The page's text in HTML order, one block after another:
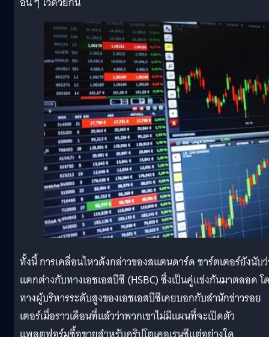
ทั้งนี้ การเคลื่อนไหวดังกล่าวของสแตนดาร์ด ชาร์ตเตอร์ยังนับ
แตกต่างกับทางเอชเอสบีซี (HSBC) ซึ่งเป็นคู่แข่งกันมาตลอด โ
ทางผู้บริหารระดับสูงของเอชเอสบีซีเคยบอกกับสำนักข่าวรอย
เตอร์เมื่อราวเดือนที่แล้วว่าพวกเขาไม่มีแผนที่จะเปิดตัว